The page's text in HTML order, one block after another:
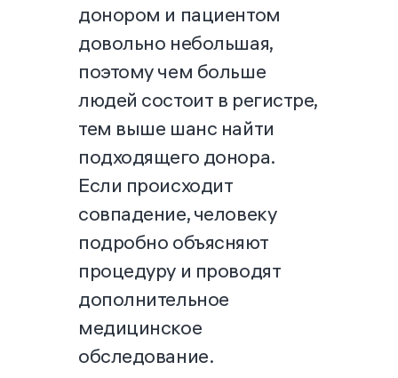
донором и пациентом
довольно небольшая,
поэтому чем больше
людей состоит в регистре,
тем выше шанс найти
подходящего донора.
Если происходит
совпадение, человеку
подробно объясняют
процедуру и проводят
дополнительное
медицинское
обследование.